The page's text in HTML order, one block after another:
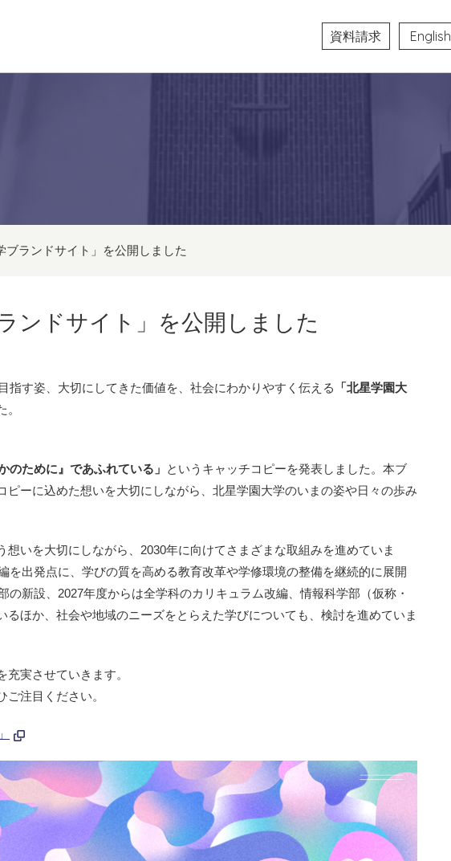
資料請求 English
ブランドサイト」を公開しました
ンドサイト」を公開しました
指す姿、大切にしてきた価値を、社会にわかりやすく伝える
「北星学園大
。
のために』であふれている」 というキャッチコピーを発表しました。本ブ
ピーに込めた想いを大切にしながら、北星学園大学のいまの姿や日々の歩み
想いを大切にしながら、2030年に向けてさまざまな取組みを進めていま
を出発点に、学びの質を高める教育改革や学修環境の整備を継続的に展開
の新設、2027年度からは全学科のカリキュラム改編、情報科学部（仮称・
るほか、社会や地域のニーズをとらえた学びについても、検討を進めていま
実させていきます。
注目ください。